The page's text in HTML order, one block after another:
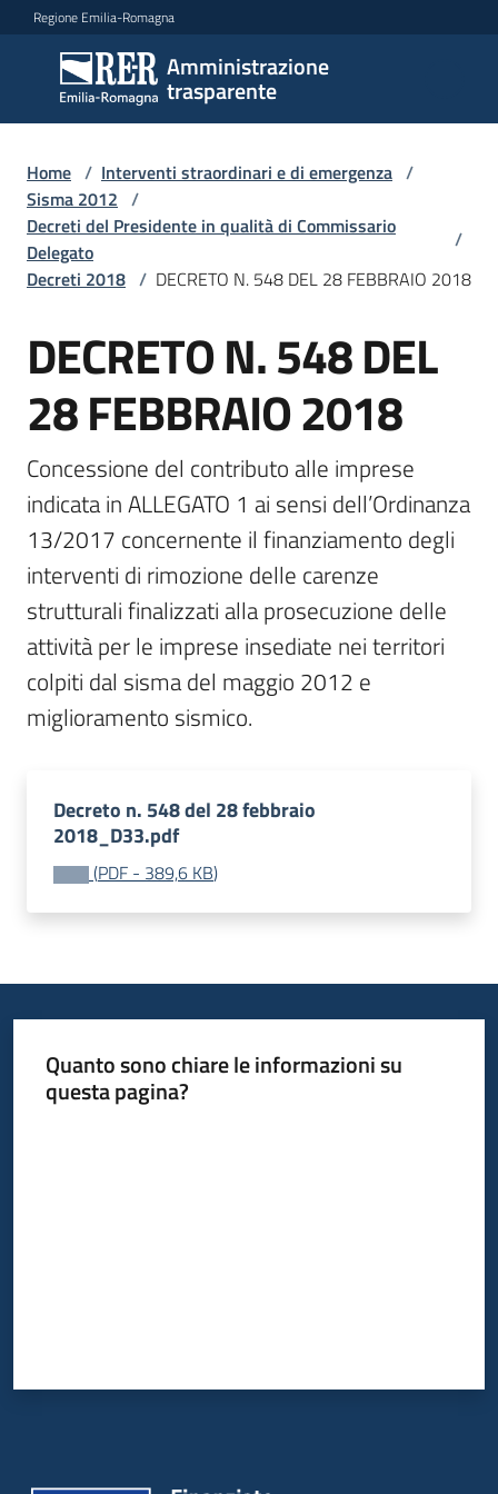
Vai al contenuto
Vai alla navigazione
Vai al footer
Regione Emilia-Romagna
Amministrazione
trasparente
Amministrazione
trasparente
Sottosezioni
Accesso
Home / Interventi straordinari e di emergenza /
Sisma 2012 /
Decreti del Presidente in qualità di Commissario
Delegato
/
Decreti 2018 / DECRETO N. 548 DEL 28 FEBBRAIO 2018
DECRETO N. 548 DEL
28 FEBBRAIO 2018
Concessione del contributo alle imprese
indicata in ALLEGATO 1 ai sensi dell’Ordinanza
13/2017 concernente il finanziamento degli
interventi di rimozione delle carenze
strutturali finalizzati alla prosecuzione delle
attività per le imprese insediate nei territori
colpiti dal sisma del maggio 2012 e
miglioramento sismico.
Decreto n. 548 del 28 febbraio
2018_D33.pdf
(PDF - 389,6 KB)
Quanto sono chiare le informazioni su
questa pagina?